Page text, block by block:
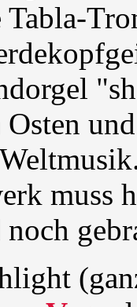
Osten
muss